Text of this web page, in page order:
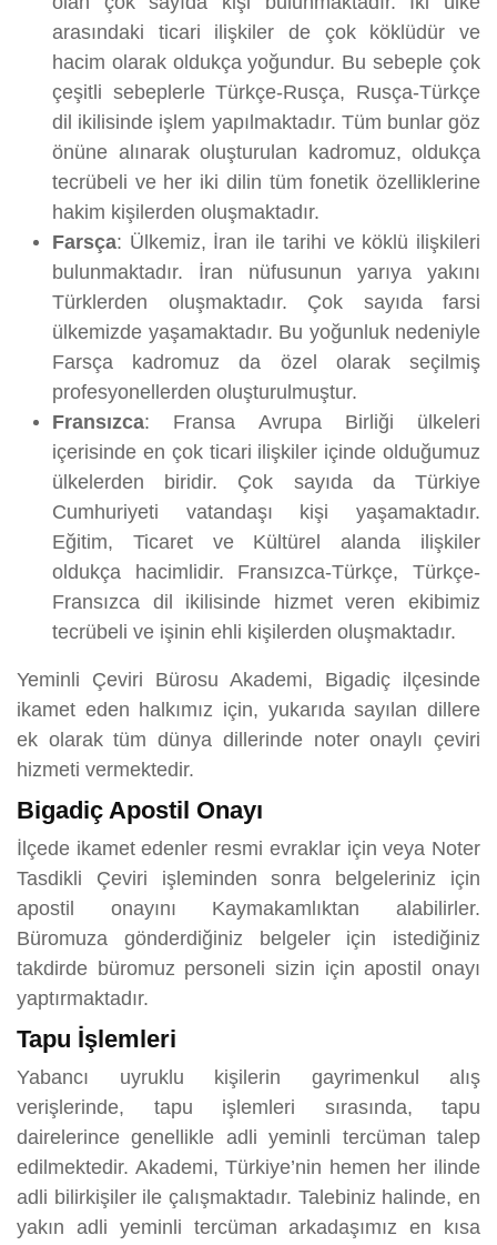
arasındaki ticari ilişkiler de çok köklüdür ve
hacim olarak oldukça yoğundur. Bu sebeple çok
çeşitli sebeplerle Türkçe-Rusça, Rusça-Türkçe
dil ikilisinde işlem yapılmaktadır. Tüm bunlar göz
önüne alınarak oluşturulan kadromuz, oldukça
tecrübeli ve her iki dilin tüm fonetik özelliklerine
hakim kişilerden oluşmaktadır.
Farsça: Ülkemiz, İran ile tarihi ve köklü ilişkileri
bulunmaktadır. İran nüfusunun yarıya yakını
Türklerden oluşmaktadır. Çok sayıda farsi
ülkemizde yaşamaktadır. Bu yoğunluk nedeniyle
Farsça kadromuz da özel olarak seçilmiş
profesyonellerden oluşturulmuştur.
Fransızca: Fransa Avrupa Birliği ülkeleri
içerisinde en çok ticari ilişkiler içinde olduğumuz
ülkelerden biridir. Çok sayıda da Türkiye
Cumhuriyeti vatandaşı kişi yaşamaktadır.
Eğitim, Ticaret ve Kültürel alanda ilişkiler
oldukça hacimlidir. Fransızca-Türkçe, Türkçe-
Fransızca dil ikilisinde hizmet veren ekibimiz
tecrübeli ve işinin ehli kişilerden oluşmaktadır.
Yeminli Çeviri Bürosu Akademi, Bigadiç ilçesinde
ikamet eden halkımız için, yukarıda sayılan dillere
ek olarak tüm dünya dillerinde noter onaylı çeviri
hizmeti vermektedir.
Bigadiç Apostil Onayı
İlçede ikamet edenler resmi evraklar için veya Noter
Tasdikli Çeviri işleminden sonra belgeleriniz için
apostil onayını Kaymakamlıktan alabilirler.
Büromuza gönderdiğiniz belgeler için istediğiniz
takdirde büromuz personeli sizin için apostil onayı
yaptırmaktadır.
Tapu İşlemleri
Yabancı uyruklu kişilerin gayrimenkul alış
verişlerinde, tapu işlemleri sırasında, tapu
dairelerince genellikle adli yeminli tercüman talep
edilmektedir. Akademi, Türkiye’nin hemen her ilinde
adli bilirkişiler ile çalışmaktadır. Talebiniz halinde, en
yakın adli yeminli tercüman arkadaşımız en kısa